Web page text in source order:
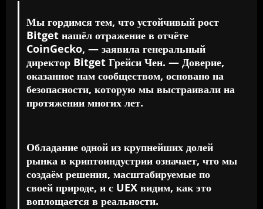
Мы гордимся тем, что устойчивый рост
Bitget нашёл отражение в отчёте
CoinGecko, — заявила генеральный
директор Bitget Грейси Чен. — Доверие,
оказанное нам сообществом, основано на
безопасности, которую мы выстраивали на
протяжении многих лет.
Обладание одной из крупнейших долей
рынка в криптоиндустрии означает, что мы
создаём решения, масштабируемые по
своей природе, и с UEX видим, как это
воплощается в реальности.